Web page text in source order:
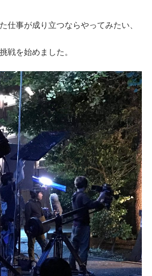
仕事が成り立つならやってみたい、
戦を始めました。